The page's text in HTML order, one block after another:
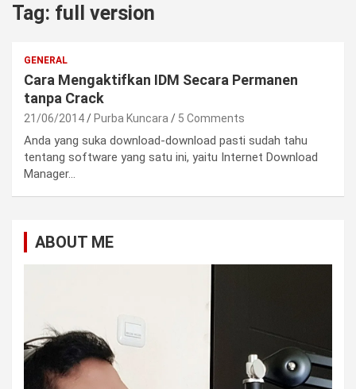
Tag: full version
GENERAL
Cara Mengaktifkan IDM Secara Permanen
tanpa Crack
21/06/2014 Purba Kuncara 5 Comments
Anda yang suka download-download pasti sudah tahu
tentang software yang satu ini, yaitu Internet Download
Manager…
ABOUT ME